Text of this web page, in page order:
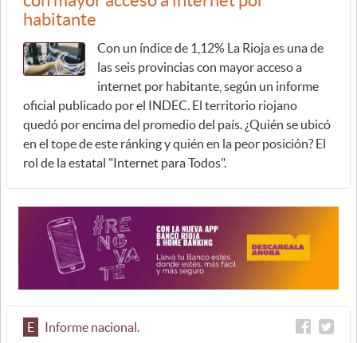
habitante
Con un índice de 1,12% La Rioja es una de
las seis provincias con mayor acceso a
internet por habitante, según un informe
oficial publicado por el INDEC. El territorio riojano
quedó por encima del promedio del país. ¿Quién se ubicó
en el tope de este ránking y quién en la peor posición? El
rol de la estatal "Internet para Todos".
E Informe nacional.